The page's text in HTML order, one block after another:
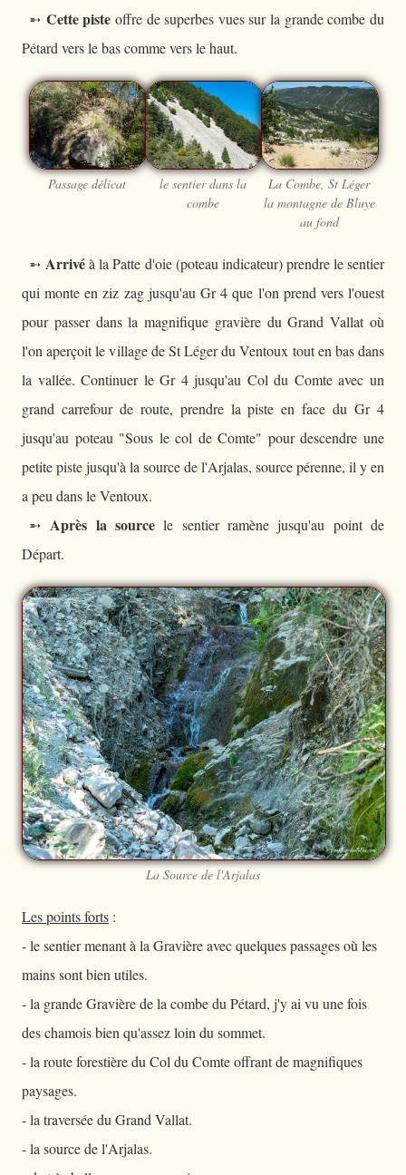
➵ Cette piste offre de superbes vues sur la grande combe du
Pétard vers le bas comme vers le haut.
Passage délicat
le sentier dans la
combe
La Combe, St Léger
la montagne de Bluye
au fond
➵ Arrivéà la Patte d'oie (poteau indicateur) prendre le sentier
qui monte en ziz zag jusqu'au Gr 4 que l'on prend vers l'ouest
pour passer dans la magnifique gravière du Grand Vallat où
l'on aperçoit le village de St Léger du Ventoux tout en bas dans
la vallée. Continuer le Gr 4 jusqu'au Col du Comte avec un
grand carrefour de route, prendre la piste en face du Gr 4
jusqu'au poteau "Sous le col de Comte" pour descendre une
petite piste jusqu'à la source de l'Arjalas, source pérenne, il y en
a peu dans le Ventoux.
➵ Après la source le sentier ramène jusqu'au point de
Départ.
La Source de l'Arjalas
Les points forts :
- le sentier menant à la Gravière avec quelques passages où les
mains sont bien utiles.
- la grande Gravière de la combe du Pétard, j'y ai vu une fois
des chamois bien qu'assez loin du sommet.
- la route forestière du Col du Comte offrant de magnifiques
paysages.
- la traversée du Grand Vallat.
- la source de l'Arjalas.